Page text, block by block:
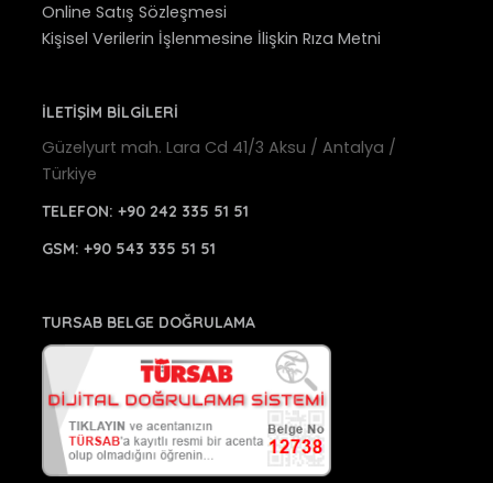
Online Satış Sözleşmesi
Kişisel Verilerin İşlenmesine İlişkin Rıza Metni
İLETİŞİM BİLGİLERİ
Güzelyurt mah. Lara Cd 41/3 Aksu / Antalya /
Türkiye
TELEFON: +90 242 335 51 51
GSM: +90 543 335 51 51
TURSAB BELGE DOĞRULAMA